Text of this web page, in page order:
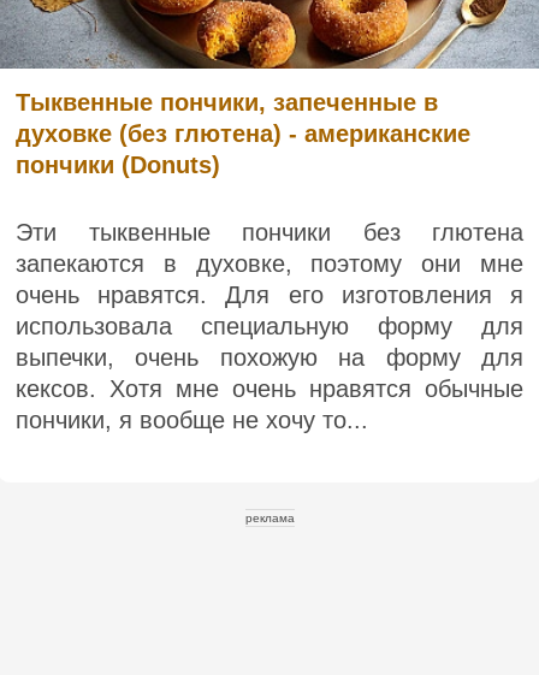
Тыквенные пончики, запеченные в
духовке (без глютена) - американские
пончики (Donuts)
Эти тыквенные пончики без глютена
запекаются в духовке, поэтому они мне
очень нравятся. Для его изготовления я
использовала специальную форму для
выпечки, очень похожую на форму для
кексов. Хотя мне очень нравятся обычные
пончики, я вообще не хочу то...
реклама